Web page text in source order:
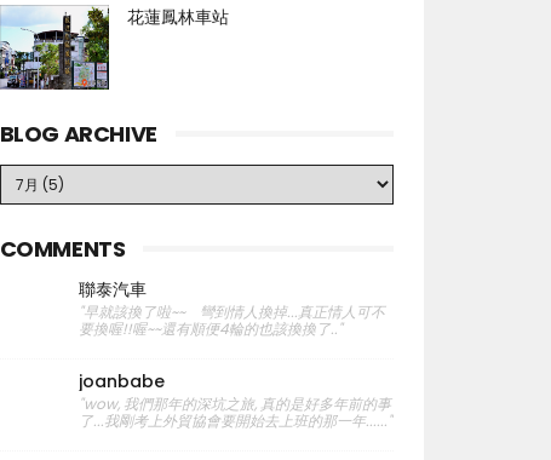
花蓮鳳林車站
BLOG ARCHIVE
COMMENTS
聯泰汽車
"早就該換了啦~~ 彎到情人換掉...真正情人可不
要換喔!!喔~~還有順便4輪的也該換換了.."
joanbabe
"wow, 我們那年的深坑之旅, 真的是好多年前的事
了...我剛考上外貿協會要開始去上班的那一年......"